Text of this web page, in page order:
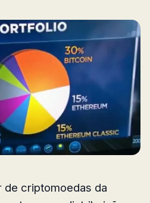
de criptomoedas da